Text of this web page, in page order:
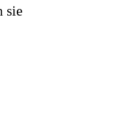
sie